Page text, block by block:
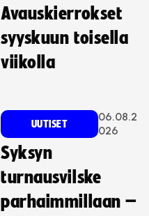
Avauskierrokset
syyskuun toisella
viikolla
UUTISET
06.08.2
026
Syksyn
turnausvilske
parhaimmillaan –